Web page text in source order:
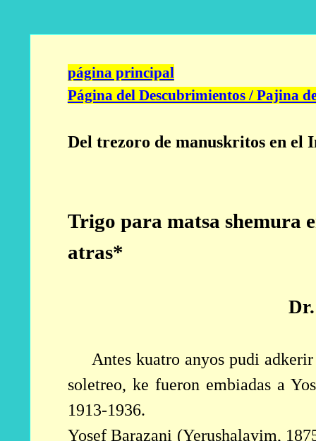
página principal
Página del Descubrimientos / Pajina
Del trezoro de manuskritos en el
Trigo para matsa shemura
atras*
Antes kuatro anyos pudi
soletreo, ke fueron embiadas a
1913-1936.
Yosef Barazani (Yerushalayim,